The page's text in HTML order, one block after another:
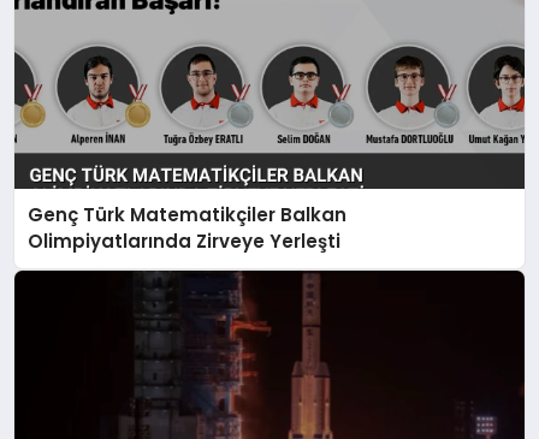
Genç Türk Matematikçiler Balkan
Olimpiyatlarında Zirveye Yerleşti